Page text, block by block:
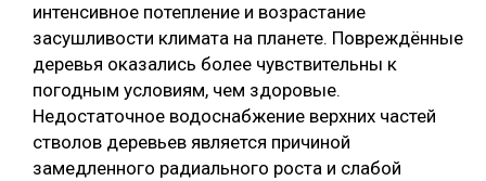
интенсивное потепление и возрастание
засушливости климата на планете. Повреждённые
деревья оказались более чувствительны к
погодным условиям, чем здоровые.
Недостаточное водоснабжение верхних частей
стволов деревьев является причиной
замедленного радиального роста и слабой